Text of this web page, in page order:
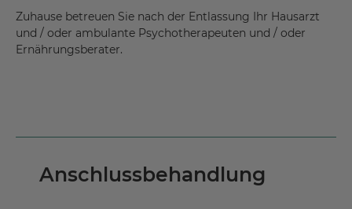
Zuhause betreuen Sie nach der Entlassung Ihr Hausarzt
und / oder ambulante Psychotherapeuten und / oder
Ernährungsberater.
Anschlussbehandlung